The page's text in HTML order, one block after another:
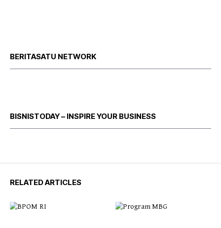
BERITASATU NETWORK
BISNISTODAY – INSPIRE YOUR BUSINESS
RELATED ARTICLES